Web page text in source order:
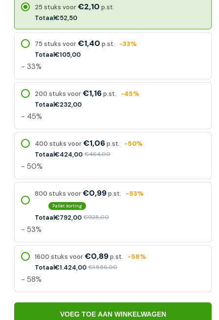
25 stuks voor€2,10 p.st.
Totaal€52,50
75 stuks voor€1,40 p.st.
-33%
Totaal€105,00
- 33%
200 stuks voor€1,16p.st.
-45%
Totaal€232,00
- 45%
400 stuks voor€1,06p.st.
-50%
Totaal€424,00 €464,00
- 50%
800 stuks voor€0,99p.st. -53%
Pallet korting
Totaal€792,00 €928,00
- 53%
1600 stuks voor€0,89p.st.
-58%
Totaal€1.424,00 €1.856,00
- 58%
VOEG TOE AAN WINKELWAGEN